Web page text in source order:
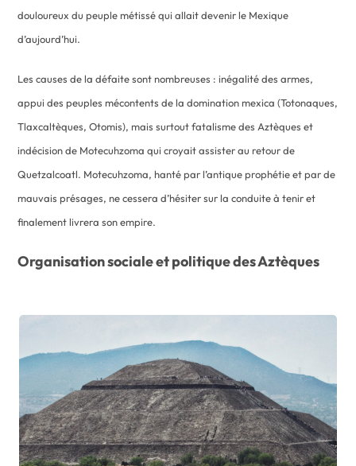
douloureux du peuple métissé qui allait devenir le Mexique
d’aujourd’hui.
Les causes de la défaite sont nombreuses : inégalité des armes,
appui des peuples mécontents de la domination mexica (Totonaques,
Tlaxcaltèques, Otomis), mais surtout fatalisme des Aztèques et
indécision de Motecuhzoma qui croyait assister au retour de
Quetzalcoatl. Motecuhzoma, hanté par l’antique prophétie et par de
mauvais présages, ne cessera d’hésiter sur la conduite à tenir et
finalement livrera son empire.
Organisation sociale et politique des Aztèques